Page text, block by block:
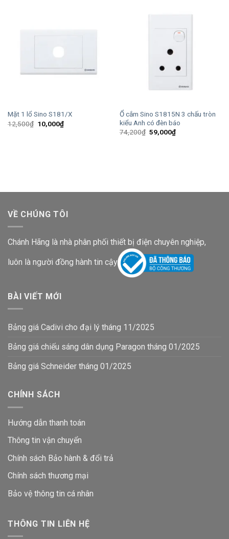
Mặt 1 lổ Sino S181/X
12,500₫ Giá
gốc
10,000₫Giá
hiện
Ổ cắm Sino S1815N 3 chấu tròn
kiểu Anh có đèn báo
74,200₫ Giá
gốc
59,000₫Giá
hiện
VỀ CHÚNG TÔI
Chánh Hãng là nhà phân phối thiết bị điện chuyên nghiệp,
luôn là người đồng hành tin cậy
BÀI VIẾT MỚI
Bảng giá Cadivi cho đại lý tháng 11/2025
Bảng giá chiếu sáng dân dụng Paragon tháng 01/2025
Bảng giá Schneider tháng 01/2025
CHÍNH SÁCH
Hướng dẫn thanh toán
Thông tin vận chuyển
Chính sách Bảo hành & đổi trả
Chính sách thương mại
Bảo vệ thông tin cá nhân
THÔNG TIN LIÊN HỆ